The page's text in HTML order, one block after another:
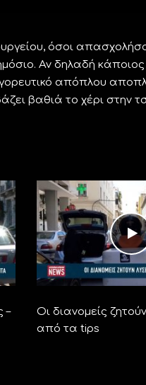
όσοι
Αν δηλαδή
απόπλου
βαθιά το χέρι στην
–
Οι διανομείς
από τα tips